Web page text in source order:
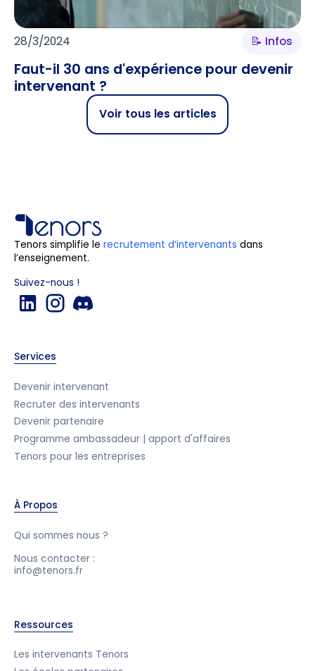
28/3/2024 📝 Infos
Faut-il 30 ans d'expérience pour devenir
intervenant ?
Voir tous les articles
Tenors simplifie le recrutement d’intervenants dans
l’enseignement.
Suivez-nous !
Services
Devenir intervenant
Recruter des intervenants
Devenir partenaire
Programme ambassadeur | apport d'affaires
Tenors pour les entreprises
À Propos
Qui sommes nous ?
Nous contacter :
info@tenors.fr
Ressources
Les intervenants Tenors